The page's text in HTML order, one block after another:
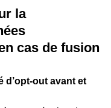
la
cas de fusion
d’opt-out avant et